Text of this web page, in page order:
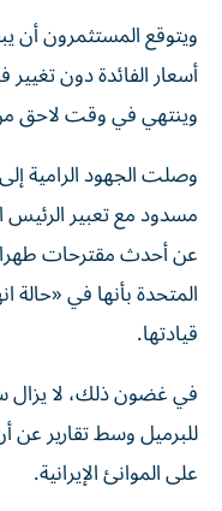
ويتوقع المستثمرون أن
أسعار الفائدة دون
وينتهي في وقت لاحق من
وصلت الجهود الرامية
مسدود مع تعبير
عن أحدث مقترحات
المتحدة بأنها في «حالة
قيادتها.
للبرميل وسط تقارير عن
‌على الموانئ الإيرانية.